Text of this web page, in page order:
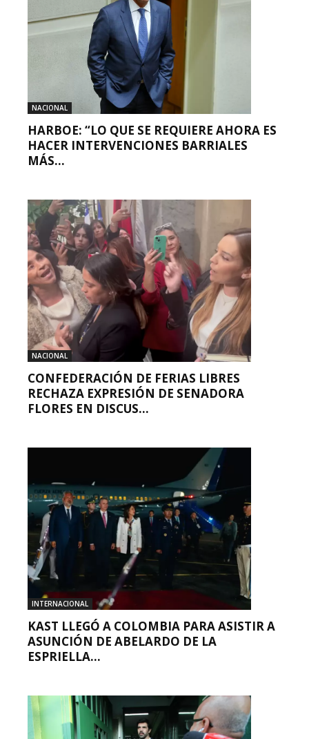
NACIONAL
HARBOE: “LO QUE SE REQUIERE AHORA ES
HACER INTERVENCIONES BARRIALES
MÁS...
NACIONAL
CONFEDERACIÓN DE FERIAS LIBRES
RECHAZA EXPRESIÓN DE SENADORA
FLORES EN DISCUS...
INTERNACIONAL
KAST LLEGÓ A COLOMBIA PARA ASISTIR A
ASUNCIÓN DE ABELARDO DE LA
ESPRIELLA...